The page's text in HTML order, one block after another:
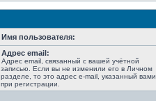
Имя пользователя:
Адрес email:
Адрес email, связанный с вашей учётной
записью. Если вы не изменили его в Личном
разделе, то это адрес e-mail, указанный вами
при регистрации.